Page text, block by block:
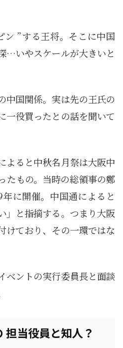
ン ”する王将。そこに中国
…いやスケールが大きいと
中国関係。実は先の王氏の
一役買ったとの話を聞いて
よると中秋名月祭は大阪中
たもの。当時の総領事の鄭
に開催。中国通によると
」と指摘する。つまり大阪
けており、その一環ではな
ベントの実行委員長と面談
担当役員と知人？